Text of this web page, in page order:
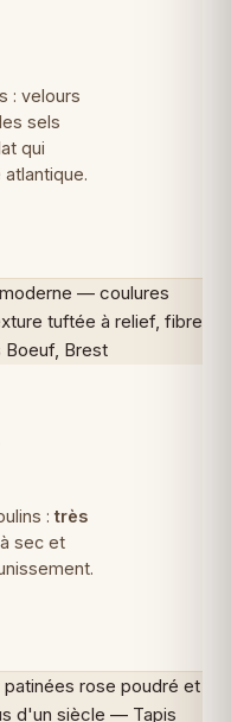
: velours
sels
qui
: très
à sec et